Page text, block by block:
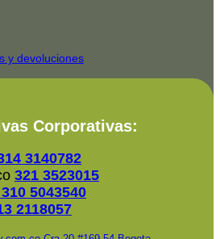
y devoluciones
Corporativas:
3140782
321 3523015
310 5043540
2118057